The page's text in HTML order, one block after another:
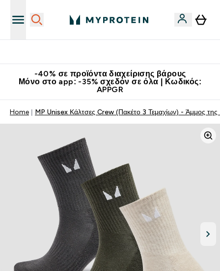
-40% σε προϊόντα διαχείρισης βάρους
Μόνο στο app: -35% σχεδόν σε όλα | Κωδικός:
APPGR
Home MP Unisex Κάλτσες Crew (Πακέτο 3 Τεμαχίων) - Άμμος